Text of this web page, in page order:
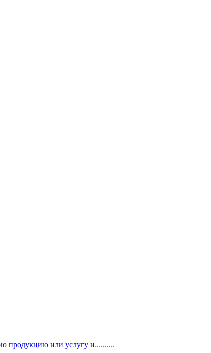
продукцию или услугу и..........